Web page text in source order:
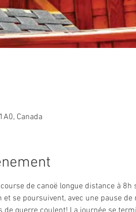
Canada
de canoë longue distance à
se poursuivent, avec une pause